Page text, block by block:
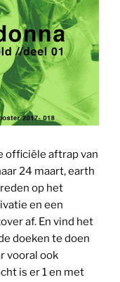
officiële aftrap van
24 maart, earth
op het
en een
af. En vind het
doeken te doen
vooral ook
is er 1 en met